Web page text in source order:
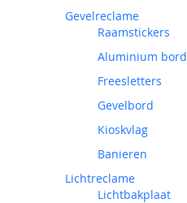
Gevelreclame
Raamstickers
Aluminium bord
Freesletters
Gevelbord
Kioskvlag
Banieren
Lichtreclame
Lichtbakplaat